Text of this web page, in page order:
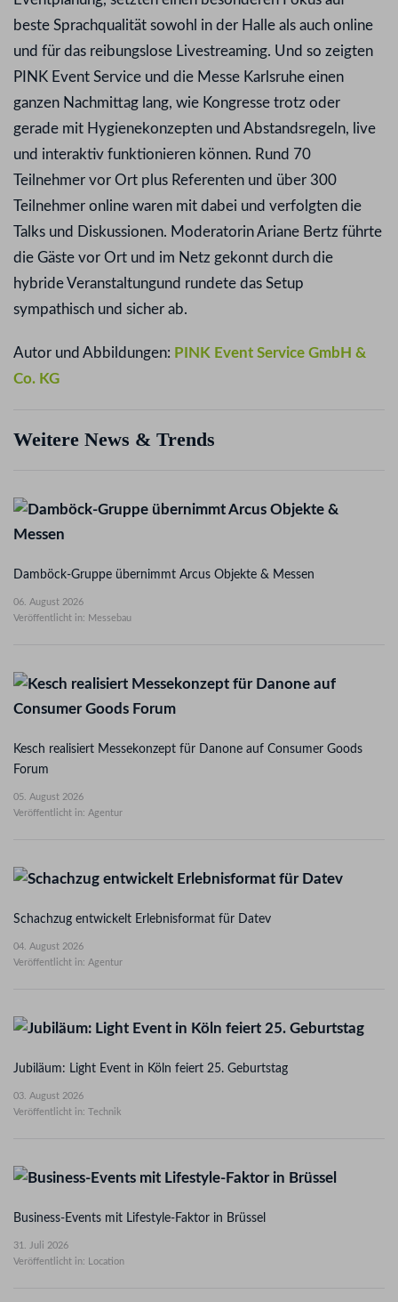
beste Sprachqualität sowohl in der Halle als auch online
und für das reibungslose Livestreaming. Und so zeigten
PINK Event Service und die Messe Karlsruhe einen
ganzen Nachmittag lang, wie Kongresse trotz oder
gerade mit Hygienekonzepten und Abstandsregeln, live
und interaktiv funktionieren können. Rund 70
Teilnehmer vor Ort plus Referenten und über 300
Teilnehmer online waren mit dabei und verfolgten die
Talks und Diskussionen. Moderatorin Ariane Bertz führte
die Gäste vor Ort und im Netz gekonnt durch die
hybride Veranstaltungund rundete das Setup
sympathisch und sicher ab.
Autor und Abbildungen: PINK Event Service GmbH &
Co. KG
Weitere News & Trends
Damböck-Gruppe übernimmt Arcus Objekte & Messen
06. August 2026
Veröffentlicht in: Messebau
Kesch realisiert Messekonzept für Danone auf Consumer Goods
Forum
05. August 2026
Veröffentlicht in: Agentur
Schachzug entwickelt Erlebnisformat für Datev
04. August 2026
Veröffentlicht in: Agentur
Jubiläum: Light Event in Köln feiert 25. Geburtstag
03. August 2026
Veröffentlicht in: Technik
Business-Events mit Lifestyle-Faktor in Brüssel
31. Juli 2026
Veröffentlicht in: Location